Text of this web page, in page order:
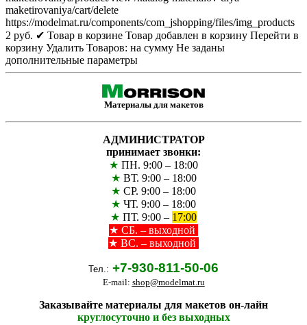
maketirovaniya/cart/delete
https://modelmat.ru/components/com_jshopping/files/img_products
2 руб. ✔ Товар в корзине Товар добавлен в корзину Перейти в
корзину Удалить Товаров: на сумму Не заданы
дополнительные параметры
Материалы для макетов
АДМИНИСТРАТОР
принимает звонки:
★ ПН. 9:00 – 18:00
★ ВТ. 9:00 – 18:00
★ СР. 9:00 – 18:00
★ ЧТ. 9:00 – 18:00
★ ПТ. 9:00 – 17:00
★ СБ. – выходной
★ ВС. – выходной
Тел.: +7-930-811-50-06
E-mail: shop@modelmat.ru
Заказывайте материалы для макетов он-лайн
круглосуточно и без выходных